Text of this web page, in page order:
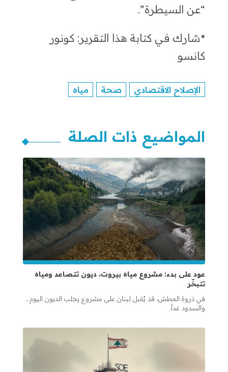
“عن السيطرة”.
شارك في كتابة هذا التقرير:كونور
كانسو
الإصلاح الاقتصادي صحة مياه
المواضيع ذات الصلة
عود على بدء: مشروع مياه بيروت، ديون تتصاعد ومياه
تتبخّر
في ذروة العطش، قد يُقبل لبنان على مشروع يجلب الديون اليوم…
والسدود غداً.